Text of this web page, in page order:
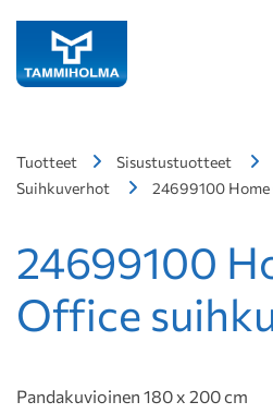
Tuotteet Sisustustuotteet
Suihkuverhot
24699100
24699100
Office
Pandakuvioinen 180 x 200 cm